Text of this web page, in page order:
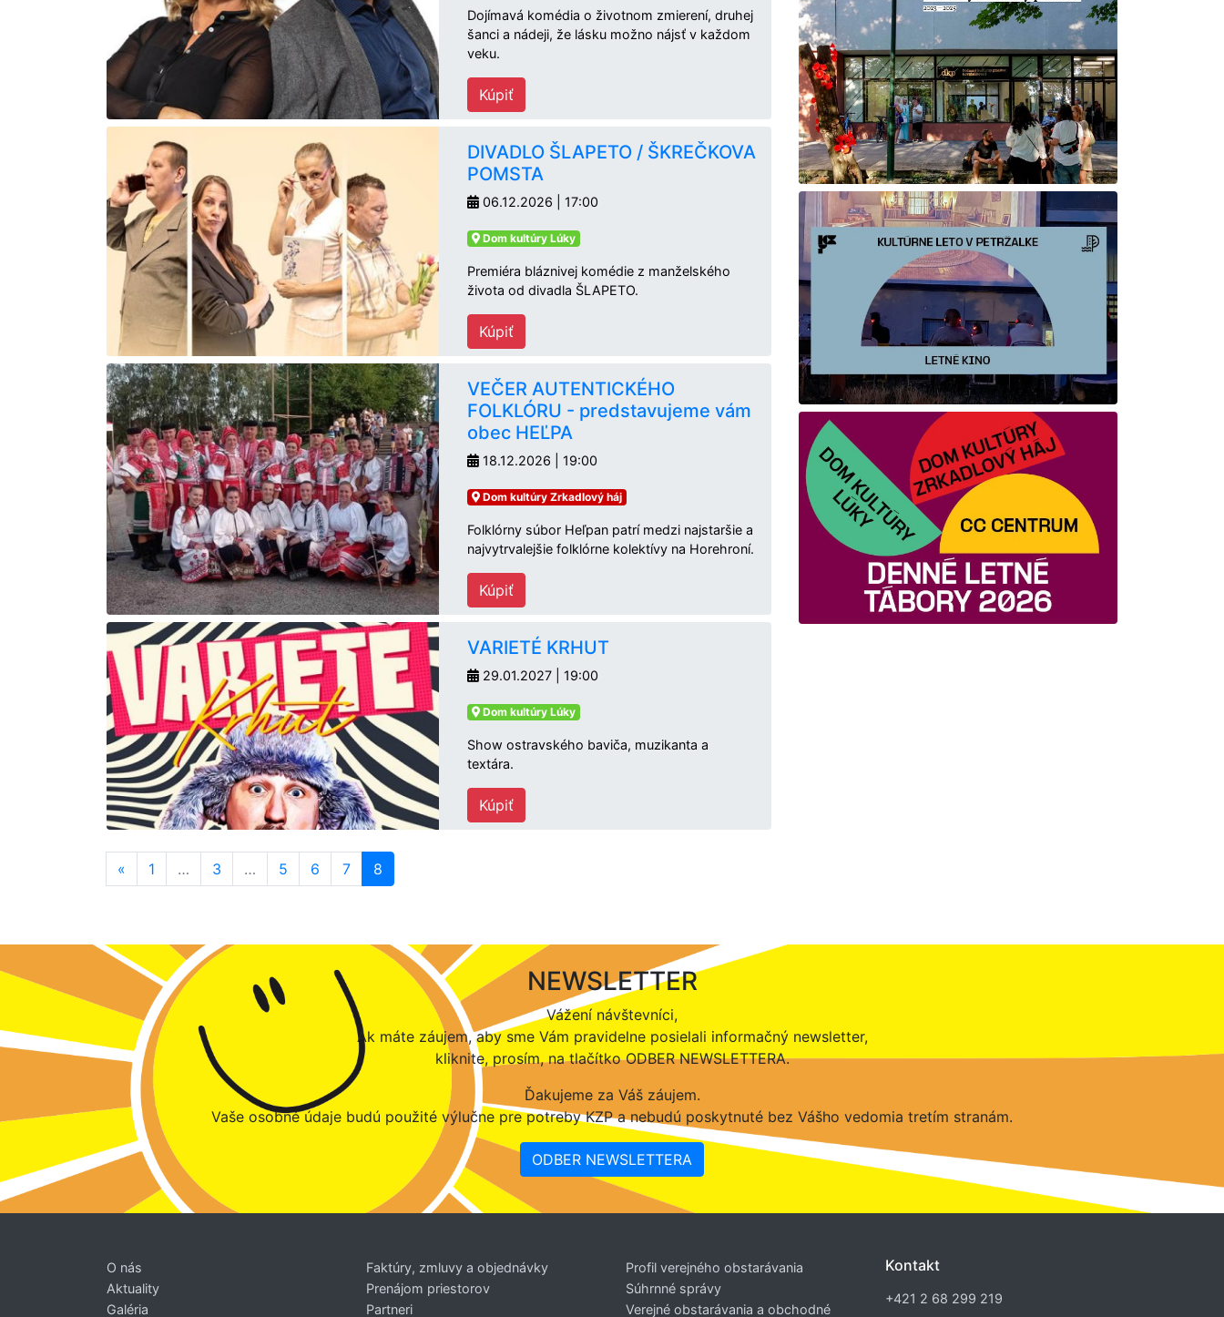
Dojímavá komédia o životnom zmierení, druhej
šanci a nádeji, že lásku možno nájsť v každom
veku.
Kúpiť
DIVADLO ŠLAPETO / ŠKREČKOVA
POMSTA
06.12.2026 | 17:00
Dom kultúry Lúky
Premiéra bláznivej komédie z manželského
života od divadla ŠLAPETO.
Kúpiť
VEČER AUTENTICKÉHO
FOLKLÓRU - predstavujeme vám
obec HEĽPA
18.12.2026 | 19:00
Dom kultúry Zrkadlový háj
Folklórny súbor Heľpan patrí medzi najstaršie a
najvytrvalejšie folklórne kolektívy na Horehroní.
Kúpiť
VARIETÉ KRHUT
29.01.2027 | 19:00
Dom kultúry Lúky
Show ostravského baviča, muzikanta a
textára.
Kúpiť
« 1 … 3 … 5 6 7 8
NEWSLETTER
Vážení návštevníci,
Ak máte záujem, aby sme Vám pravidelne posielali informačný newsletter,
kliknite, prosím, na tlačítko ODBER NEWSLETTERA.
Ďakujeme za Váš záujem.
Vaše osobné údaje budú použité výlučne pre potreby KZP a nebudú poskytnuté bez Vášho vedomia tretím stranám.
ODBER NEWSLETTERA
O nás
Aktuality
Galéria
Faktúry, zmluvy a objednávky
Prenájom priestorov
Partneri
Profil verejného obstarávania
Súhrnné správy
Verejné obstarávania a obchodné
Kontakt
+421 2 68 299 219